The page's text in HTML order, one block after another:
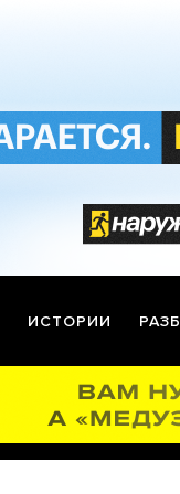
ИСТОРИИ